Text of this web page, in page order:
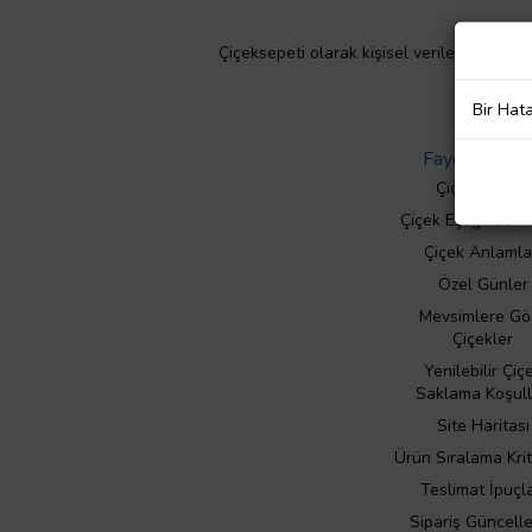
Çiçeksepeti olarak kişisel verilerinizin
Faydalı Bilgiler
Çiçek Bakımı
Çiçek Eşliğinde
Çiçek
Özel Günler
Mevsimlere
Çiçekler
Yenilebilir
Saklama
Site Haritası
Ürün Sıralama
Teslimat
Sipariş
Bir